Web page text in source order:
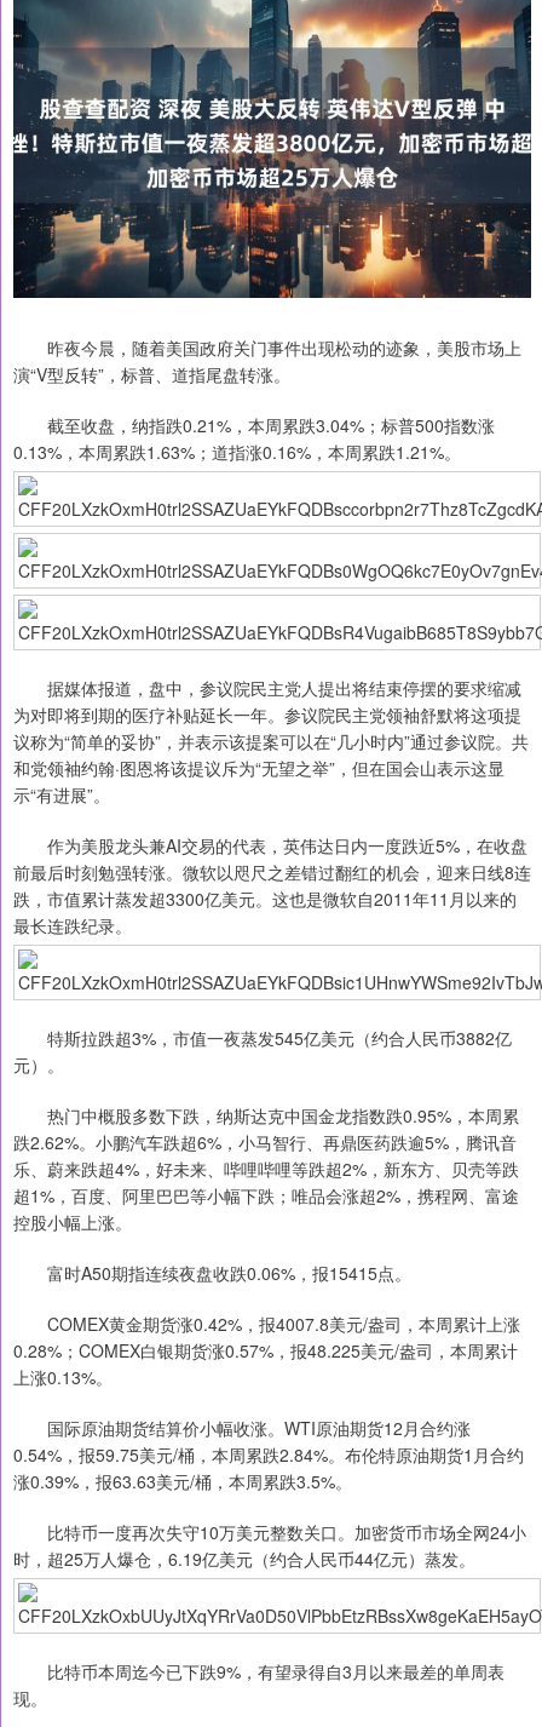
昨夜今晨，随着美国政府关门事件出现松动的迹象，美股市场上
演“V型反转”，标普、道指尾盘转涨。
截至收盘，纳指跌0.21%，本周累跌3.04%；标普500指数涨
0.13%，本周累跌1.63%；道指涨0.16%，本周累跌1.21%。
据媒体报道，盘中，参议院民主党人提出将结束停摆的要求缩减
为对即将到期的医疗补贴延长一年。参议院民主党领袖舒默将这项提
议称为“简单的妥协”，并表示该提案可以在“几小时内”通过参议院。共
和党领袖约翰·图恩将该提议斥为“无望之举”，但在国会山表示这显
示“有进展”。
作为美股龙头兼AI交易的代表，英伟达日内一度跌近5%，在收盘
前最后时刻勉强转涨。微软以咫尺之差错过翻红的机会，迎来日线8连
跌，市值累计蒸发超3300亿美元。这也是微软自2011年11月以来的
最长连跌纪录。
特斯拉跌超3%，市值一夜蒸发545亿美元（约合人民币3882亿
元）。
热门中概股多数下跌，纳斯达克中国金龙指数跌0.95%，本周累
跌2.62%。小鹏汽车跌超6%，小马智行、再鼎医药跌逾5%，腾讯音
乐、蔚来跌超4%，好未来、哔哩哔哩等跌超2%，新东方、贝壳等跌
超1%，百度、阿里巴巴等小幅下跌；唯品会涨超2%，携程网、富途
控股小幅上涨。
富时A50期指连续夜盘收跌0.06%，报15415点。
COMEX黄金期货涨0.42%，报4007.8美元/盎司，本周累计上涨
0.28%；COMEX白银期货涨0.57%，报48.225美元/盎司，本周累计
上涨0.13%。
国际原油期货结算价小幅收涨。WTI原油期货12月合约涨
0.54%，报59.75美元/桶，本周累跌2.84%。布伦特原油期货1月合约
涨0.39%，报63.63美元/桶，本周累跌3.5%。
比特币一度再次失守10万美元整数关口。加密货币市场全网24小
时，超25万人爆仓，6.19亿美元（约合人民币44亿元）蒸发。
比特币本周迄今已下跌9%，有望录得自3月以来最差的单周表
现。